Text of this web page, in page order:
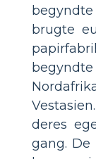
brugte
deres
gang.